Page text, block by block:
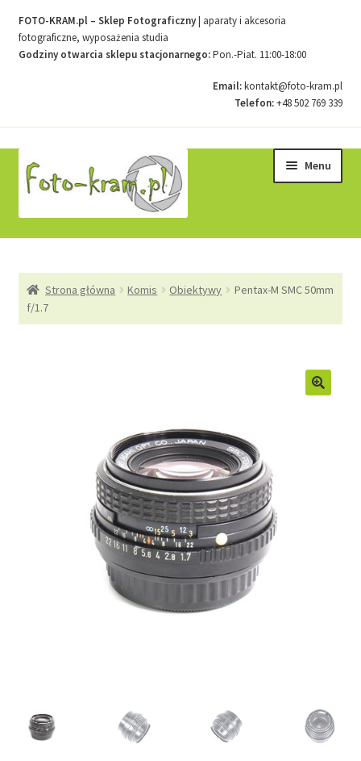
FOTO-KRAM.pl – Sklep Fotograficzny| aparaty i akcesoria
fotograficzne, wyposażenia studia
Godziny otwarcia sklepu stacjonarnego:Pon.-Piat. 11:00-18:00
Email:kontakt@foto-kram.pl
Telefon:+48 502 769 339
do
nawigacji
do
treści
Menu
Kontakt
Strona główna Komis Obiektywy
Pentax-M SMC 50mm
f/1.7